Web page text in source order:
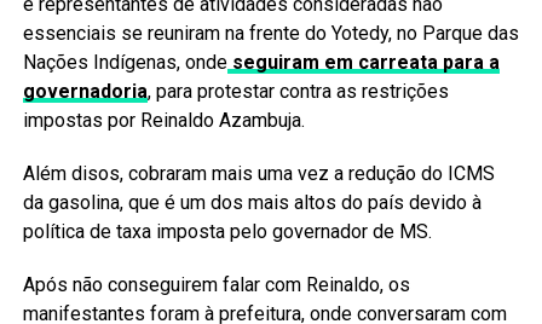
essenciais se reuniram na frente do Yotedy, no Parque das
Nações Indígenas, ondeseguiram em carreata para a
governadoria, para protestar contra as restrições
impostas por Reinaldo Azambuja.
Além disos, cobraram mais uma vez a redução do ICMS
da gasolina, que é um dos mais altos do país devido à
política de taxa imposta pelo governador de MS.
Após não conseguirem falar com Reinaldo, os
manifestantes foram à prefeitura, onde conversaram com